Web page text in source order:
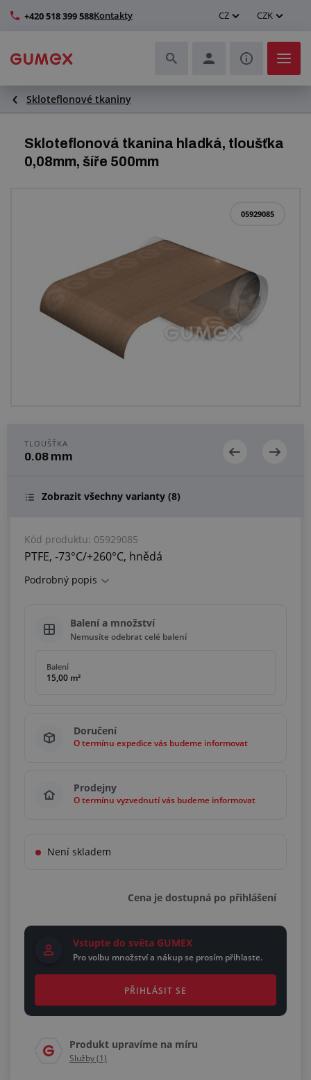
+420 518 399 588Kontakty CZ CZK
Hadice a jejich kompletace
Profily a výroba těsnění
Zlepšení pracovního prostředí
Další pryžové a plastové výrobky
Centrum poptávek
Skloteflonové tkaniny
Skloteflonová tkanina hladká, tloušťka
0,08mm, šíře 500mm
05929085
TLOUŠŤKA
0.08 mm
Zobrazit všechny varianty (8)
Kód produktu: 05929085
PTFE, -73°C/+260°C, hnědá
Podrobný popis
Balení a množství
Nemusíte odebrat celé balení
Balení
15,00 m²
Doručení
O termínu expedice vás budeme informovat
Prodejny
O termínu vyzvednutí vás budeme informovat
Není skladem
Cena je dostupná po přihlášení
Vstupte do světa GUMEX
Pro volbu množství a nákup se prosím přihlaste.
PŘIHLÁSIT SE
Produkt upravíme na míru
Služby (1)